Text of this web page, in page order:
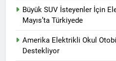
Büyük SUV İsteyenler İçin
Mayıs’ta Türkiyede
Amerika Elektrikli Okul
Destekliyor